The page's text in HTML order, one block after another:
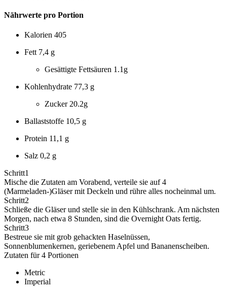
Nährwerte pro Portion
Kalorien 405
Fett 7,4 g
Gesättigte Fettsäuren 1.1g
Kohlenhydrate 77,3 g
Zucker 20.2g
Ballaststoffe 10,5 g
Protein 11,1 g
Salz 0,2 g
Schritt1
Mische die Zutaten am Vorabend, verteile sie auf 4
(Marmeladen-)Gläser mit Deckeln und rühre alles nocheinmal um.
Schritt2
Schließe die Gläser und stelle sie in den Kühlschrank. Am nächsten
Morgen, nach etwa 8 Stunden, sind die Overnight Oats fertig.
Schritt3
Bestreue sie mit grob gehackten Haselnüssen,
Sonnenblumenkernen, geriebenem Apfel und Bananenscheiben.
Zutaten für 4 Portionen
Metric
Imperial